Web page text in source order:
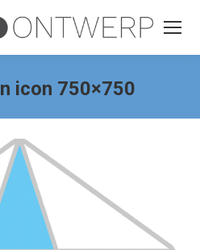
icon 750×750